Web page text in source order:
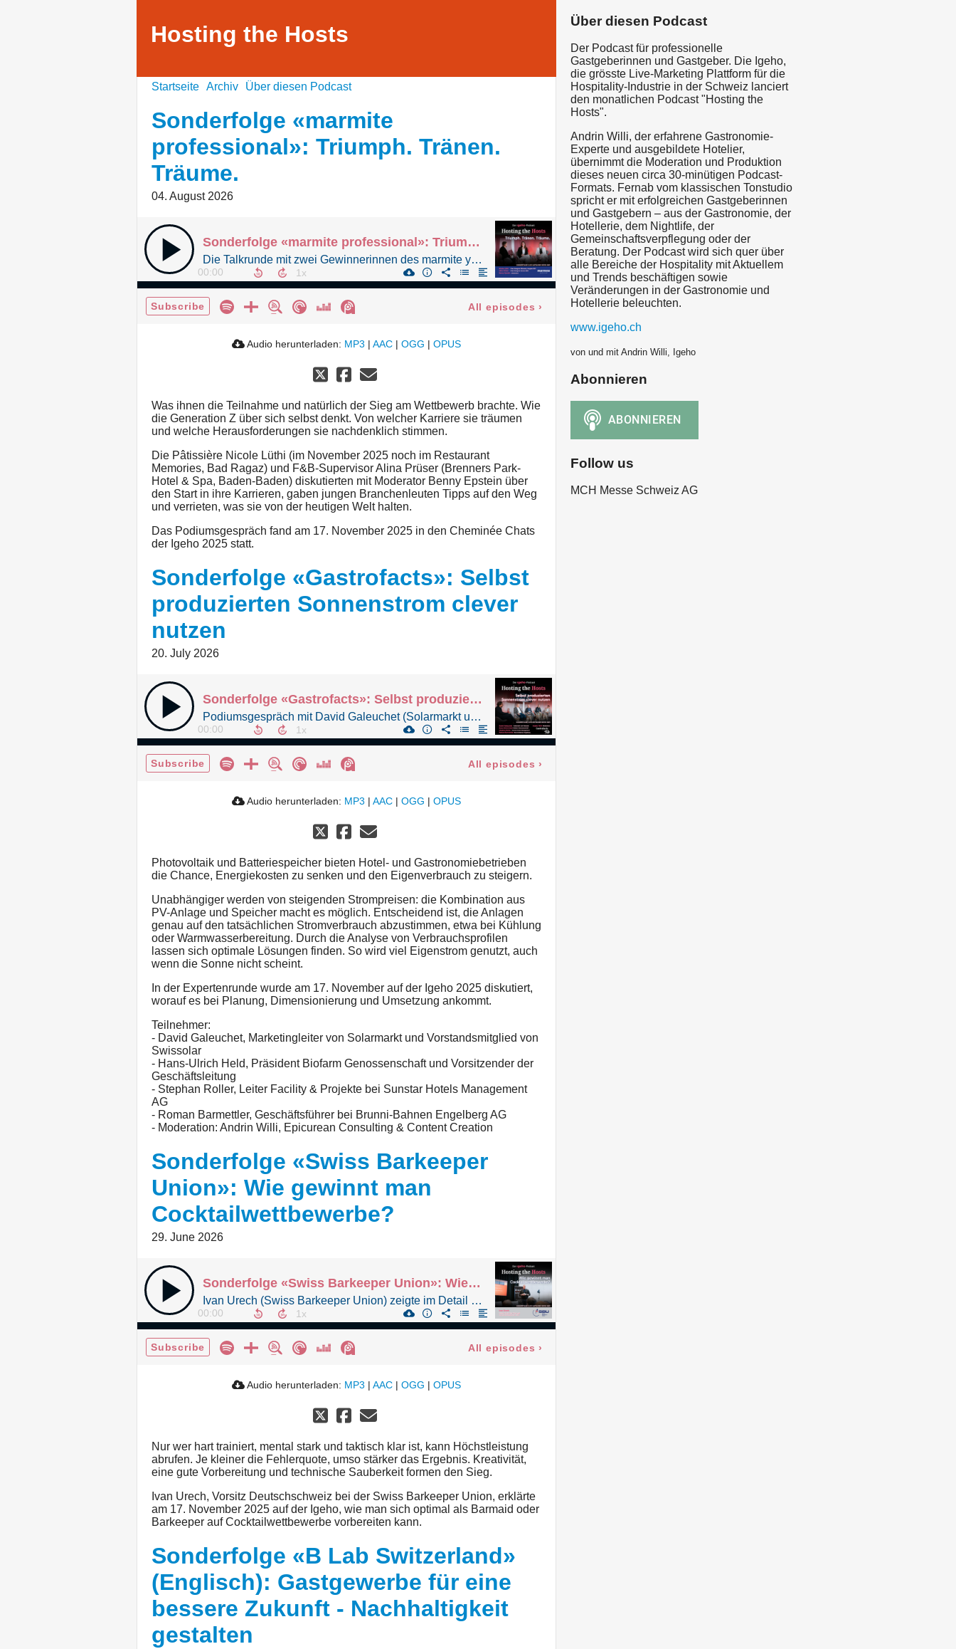
Hosting the Hosts
Startseite Archiv Über diesen Podcast
Sonderfolge «marmite
professional»: Triumph. Tränen.
Träume.
04. August 2026
Sonderfolge «marmite professional»: Triumph. Tränen. Träume.
Die Talkrunde mit zwei Gewinnerinnen des marmite youngster 2025: Nicole Lüthi (Pâtisserie - im November 2025 noch im Restaurant Memories, Bad Ragaz) und Alina Prüser (Service - Brenners Park-Hotel & Spa, Baden-Baden).
00:00
Subscribe All episodes ›
Audio herunterladen: MP3 | AAC | OGG | OPUS
Was ihnen die Teilnahme und natürlich der Sieg am Wettbewerb brachte. Wie
die Generation Z über sich selbst denkt. Von welcher Karriere sie träumen
und welche Herausforderungen sie nachdenklich stimmen.
Die Pâtissière Nicole Lüthi (im November 2025 noch im Restaurant
Memories, Bad Ragaz) und F&B-Supervisor Alina Prüser (Brenners Park-
Hotel & Spa, Baden-Baden) diskutierten mit Moderator Benny Epstein über
den Start in ihre Karrieren, gaben jungen Branchenleuten Tipps auf den Weg
und verrieten, was sie von der heutigen Welt halten.
Das Podiumsgespräch fand am 17. November 2025 in den Cheminée Chats
der Igeho 2025 statt.
Sonderfolge «Gastrofacts»: Selbst
produzierten Sonnenstrom clever
nutzen
20. July 2026
Sonderfolge «Gastrofacts»: Selbst produzierten Sonnenstrom clever nutzen
Podiumsgespräch mit David Galeuchet (Solarmarkt und Swissolar), Hans-Ulrich Held (Biofarm Genossenschaft), Stephan Roller (Sunstar Hotels Management), Roman Barmettler (Brunni-Bahnen Engelberg) und Andrin Willi (Moderation)
00:00
Subscribe All episodes ›
Audio herunterladen: MP3 | AAC | OGG | OPUS
Photovoltaik und Batteriespeicher bieten Hotel- und Gastronomiebetrieben
die Chance, Energiekosten zu senken und den Eigenverbrauch zu steigern.
Unabhängiger werden von steigenden Strompreisen: die Kombination aus
PV-Anlage und Speicher macht es möglich. Entscheidend ist, die Anlagen
genau auf den tatsächlichen Stromverbrauch abzustimmen, etwa bei Kühlung
oder Warmwasserbereitung. Durch die Analyse von Verbrauchsprofilen
lassen sich optimale Lösungen finden. So wird viel Eigenstrom genutzt, auch
wenn die Sonne nicht scheint.
In der Expertenrunde wurde am 17. November auf der Igeho 2025 diskutiert,
worauf es bei Planung, Dimensionierung und Umsetzung ankommt.
Teilnehmer:
- David Galeuchet, Marketingleiter von Solarmarkt und Vorstandsmitglied von
Swissolar
- Hans-Ulrich Held, Präsident Biofarm Genossenschaft und Vorsitzender der
Geschäftsleitung
- Stephan Roller, Leiter Facility & Projekte bei Sunstar Hotels Management
AG
- Roman Barmettler, Geschäftsführer bei Brunni-Bahnen Engelberg AG
- Moderation: Andrin Willi, Epicurean Consulting & Content Creation
Sonderfolge «Swiss Barkeeper
Union»: Wie gewinnt man
Cocktailwettbewerbe?
29. June 2026
Sonderfolge «Swiss Barkeeper Union»: Wie gewinnt man Cocktailwettbewerbe?
Ivan Urech (Swiss Barkeeper Union) zeigte im Detail auf, wie man sich optimal auf Cocktailwettbewerbe vorbereitet.
00:00
Subscribe All episodes ›
Audio herunterladen: MP3 | AAC | OGG | OPUS
Nur wer hart trainiert, mental stark und taktisch klar ist, kann Höchstleistung
abrufen. Je kleiner die Fehlerquote, umso stärker das Ergebnis. Kreativität,
eine gute Vorbereitung und technische Sauberkeit formen den Sieg.
Ivan Urech, Vorsitz Deutschschweiz bei der Swiss Barkeeper Union, erklärte
am 17. November 2025 auf der Igeho, wie man sich optimal als Barmaid oder
Barkeeper auf Cocktailwettbewerbe vorbereiten kann.
Sonderfolge «B Lab Switzerland»
(Englisch): Gastgewerbe für eine
bessere Zukunft - Nachhaltigkeit
gestalten
Über diesen Podcast
Der Podcast für professionelle
Gastgeberinnen und Gastgeber. Die Igeho,
die grösste Live-Marketing Plattform für die
Hospitality-Industrie in der Schweiz lanciert
den monatlichen Podcast "Hosting the
Hosts".
Andrin Willi, der erfahrene Gastronomie-
Experte und ausgebildete Hotelier,
übernimmt die Moderation und Produktion
dieses neuen circa 30-minütigen Podcast-
Formats. Fernab vom klassischen Tonstudio
spricht er mit erfolgreichen Gastgeberinnen
und Gastgebern – aus der Gastronomie, der
Hotellerie, dem Nightlife, der
Gemeinschaftsverpflegung oder der
Beratung. Der Podcast wird sich quer über
alle Bereiche der Hospitality mit Aktuellem
und Trends beschäftigen sowie
Veränderungen in der Gastronomie und
Hotellerie beleuchten.
www.igeho.ch
von und mit Andrin Willi, Igeho
Abonnieren
Follow us
MCH Messe Schweiz AG